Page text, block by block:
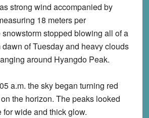
strong wind accompanied by
18 meters per
stopped blowing all of a
of Tuesday and heavy clouds
around Hyangdo Peak.
a.m. the sky began turning red
the horizon. The peaks looked
for wide and thick glow.